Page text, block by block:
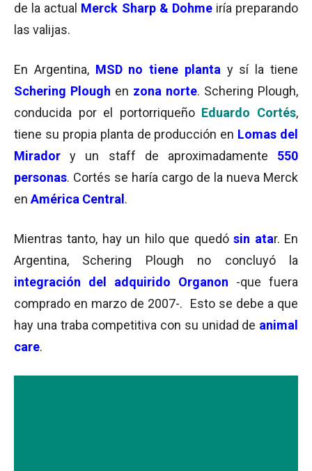
de la actual Merck Sharp & Dohmeiría preparando
las valijas.
En Argentina, MSD no tiene planta y sí la tiene
Schering Plough en zona norte. Schering Plough,
conducida por el portorriqueño Eduardo Cortés,
tiene su propia planta de producción en Lomas del
Miradory un staff de aproximadamente 550
personas. Cortés se haría cargo de la nueva Merck
en América Central .
Mientras tanto, hay un hilo que quedósin atar. En
Argentina, Schering Plough no concluyó la
integración del adquirido Organon -que fuera
comprado en marzo de 2007-. Esto se debe a que
hay una traba competitiva con su unidad de animal
care.